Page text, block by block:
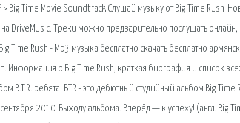
> Big Time Movie Soundtrack Слушай музыку от Big Time Rush.
на DriveMusic. Треки можно предварительно послушать
Time Rush - Mp3 музыка бесплатно скачать бесплатно
Информация о Big Time Rush, краткая биография и список
B.T.R. ребята. BTR - это дебютный студийный альбом Big
2010. Выходу альбома. Вперёд — к успеху! (англ. Big